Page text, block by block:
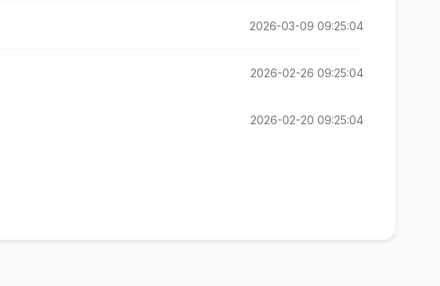
2026-03-09 09:25:04
2026-02-26 09:25:04
2026-02-20 09:25:04